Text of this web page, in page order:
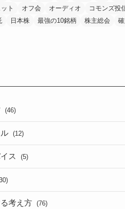
ト
オフ会 オーディオ
コモンズ投
日本株 最強の10銘柄 株主総会
(46)
(12)
ス (5)
考え方 (76)